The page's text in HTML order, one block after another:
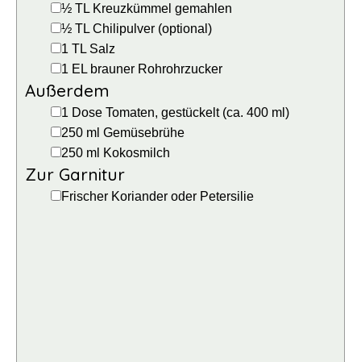
▢
½ TL Kreuzkümmel gemahlen
▢
½ TL Chilipulver (optional)
▢
1 TL Salz
▢1 EL brauner Rohrohrzucker
Außerdem
▢1 Dose Tomaten, gestückelt (ca. 400 ml)
▢
250 ml Gemüsebrühe
▢
250 ml Kokosmilch
Zur Garnitur
▢
Frischer Koriander oder Petersilie